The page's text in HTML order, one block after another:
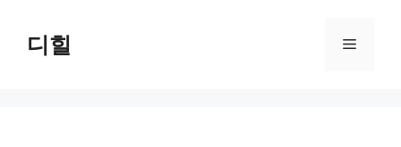
content디힐 Menu